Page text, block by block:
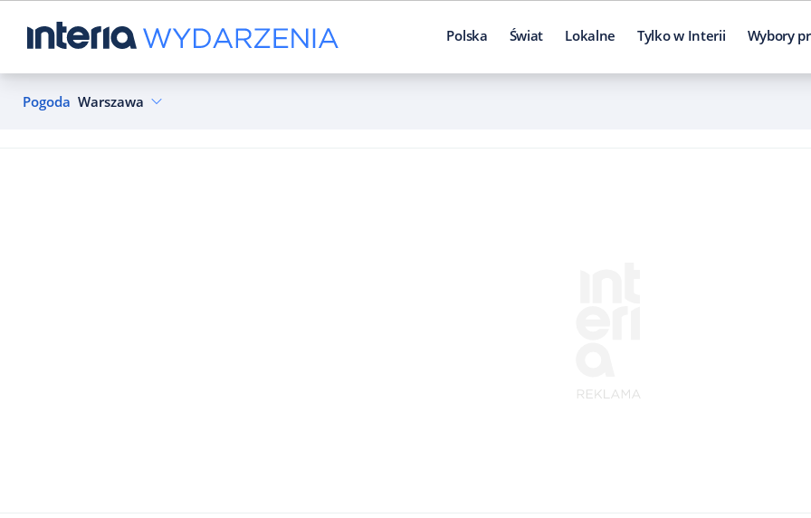
Polska Świat Lokalne Tylko w Interii Wybory
Pogoda Warszawa